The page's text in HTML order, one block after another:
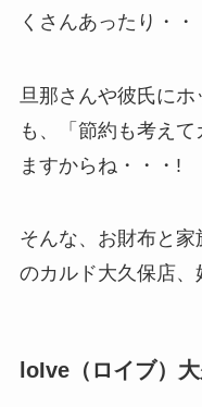
くさんあったり・・
旦那さんや彼氏に
も、「節約も考え
ますからね・・・!
そんな、お財布と
のカルド大久保店、
loIve（ロイブ）